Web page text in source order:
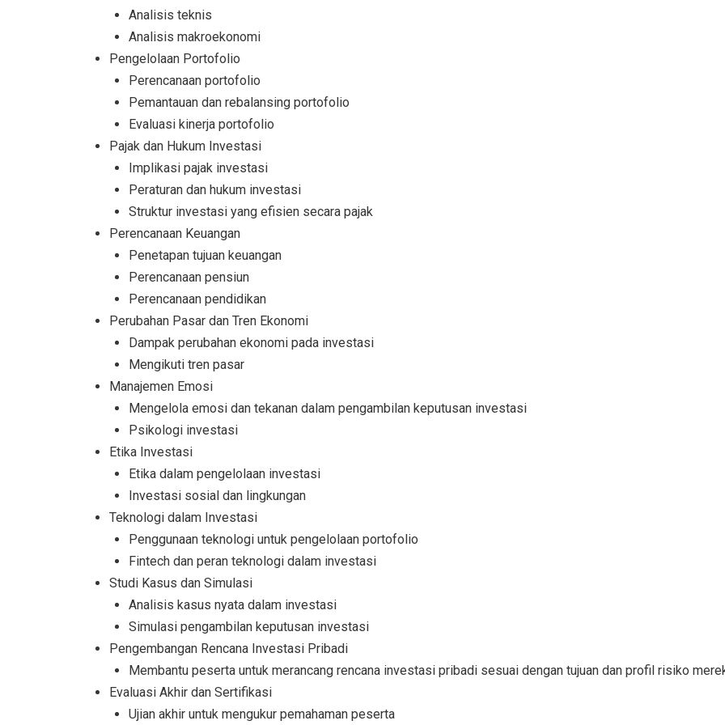
Analisis teknis
Analisis makroekonomi
Pengelolaan Portofolio
Perencanaan portofolio
Pemantauan dan rebalansing portofolio
Evaluasi kinerja portofolio
Pajak dan Hukum Investasi
Implikasi pajak investasi
Peraturan dan hukum investasi
Struktur investasi yang efisien secara pajak
Perencanaan Keuangan
Penetapan tujuan keuangan
Perencanaan pensiun
Perencanaan pendidikan
Perubahan Pasar dan Tren Ekonomi
Dampak perubahan ekonomi pada investasi
Mengikuti tren pasar
Manajemen Emosi
Mengelola emosi dan tekanan dalam pengambilan keputusan investasi
Psikologi investasi
Etika Investasi
Etika dalam pengelolaan investasi
Investasi sosial dan lingkungan
Teknologi dalam Investasi
Penggunaan teknologi untuk pengelolaan portofolio
Fintech dan peran teknologi dalam investasi
Studi Kasus dan Simulasi
Analisis kasus nyata dalam investasi
Simulasi pengambilan keputusan investasi
Pengembangan Rencana Investasi Pribadi
Membantu peserta untuk merancang rencana investasi pribadi sesuai dengan tujuan dan profil risiko
Evaluasi Akhir dan Sertifikasi
Ujian akhir untuk mengukur pemahaman peserta